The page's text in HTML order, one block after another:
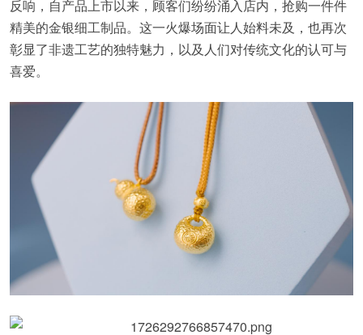
反响，自产品上市以来，顾客们纷纷涌入店内，抢购一件件
精美的金银细工制品。这一火爆场面让人始料未及，也再次
彰显了非遗工艺的独特魅力，以及人们对传统文化的认可与
喜爱。